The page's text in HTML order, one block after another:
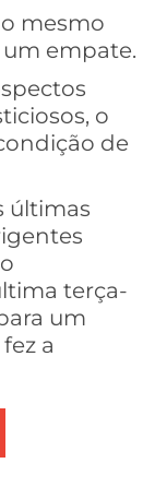
mesmo
empate.
o
de
últimas
terça-
um
a